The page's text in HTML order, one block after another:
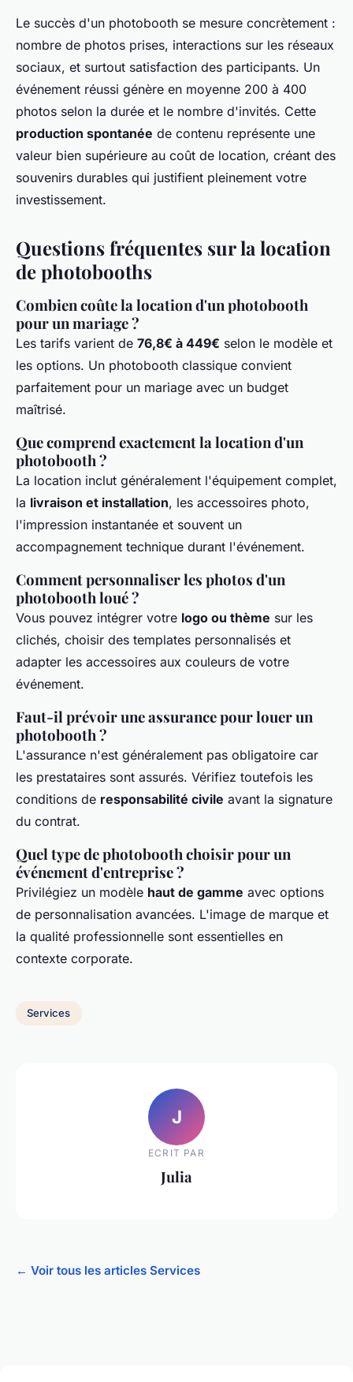
Le succès d'un photobooth se mesure concrètement :
nombre de photos prises, interactions sur les réseaux
sociaux, et surtout satisfaction des participants. Un
événement réussi génère en moyenne 200 à 400
photos selon la durée et le nombre d'invités. Cette
production spontanée de contenu représente une
valeur bien supérieure au coût de location, créant des
souvenirs durables qui justifient pleinement votre
investissement.
Questions fréquentes sur la location
de photobooths
Combien coûte la location d'un photobooth
pour un mariage ?
Les tarifs varient de 76,8€ à 449€ selon le modèle et
les options. Un photobooth classique convient
parfaitement pour un mariage avec un budget
maîtrisé.
Que comprend exactement la location d'un
photobooth ?
La location inclut généralement l'équipement complet,
la livraison et installation, les accessoires photo,
l'impression instantanée et souvent un
accompagnement technique durant l'événement.
Comment personnaliser les photos d'un
photobooth loué ?
Vous pouvez intégrer votre logo ou thème sur les
clichés, choisir des templates personnalisés et
adapter les accessoires aux couleurs de votre
événement.
Faut-il prévoir une assurance pour louer un
photobooth ?
L'assurance n'est généralement pas obligatoire car
les prestataires sont assurés. Vérifiez toutefois les
conditions de responsabilité civile avant la signature
du contrat.
Quel type de photobooth choisir pour un
événement d'entreprise ?
Privilégiez un modèle haut de gamme avec options
de personnalisation avancées. L'image de marque et
la qualité professionnelle sont essentielles en
contexte corporate.
Services
J
ECRIT PAR
Julia
← Voir tous les articles Services